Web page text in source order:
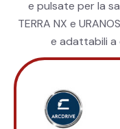
e pulsate per la
TERRA NX e
e adattabili a